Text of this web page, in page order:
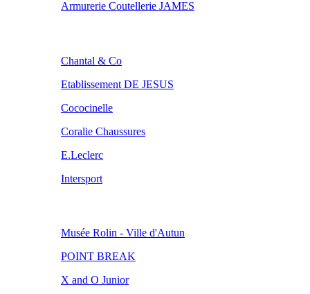
Armurerie Coutellerie JAMES
Chantal & Co
Etablissement DE JESUS
Cococinelle
Coralie Chaussures
E.Leclerc
Intersport
Musée Rolin - Ville d'Autun
POINT BREAK
X and O Junior